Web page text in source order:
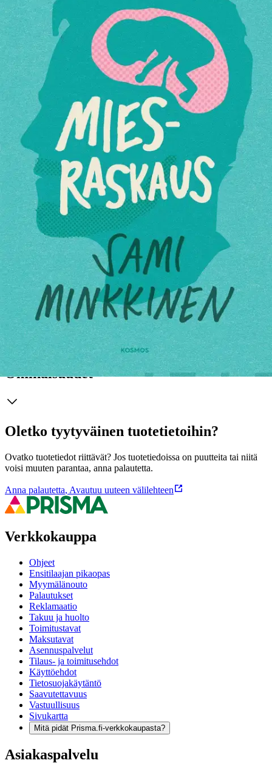
Tuotekuvaus
Lyhyistä arjen pohdinnoista muodostuu kokonaisuus, joka kertoo
tarinan miehen muutoksesta. ”Rakkaus on kuin superpallo. Sen kun
heittää täysillä maahan, se kimpoaa entistä korkeammalle.
Kimpoillessaan se hajottaa ympäriltään vanhan maailman ikkunoita.
Jättää maahan sirpaleita, joita pitää vielä pitkään siivota.” Avioliitto,
vauvan odotus, elämä järjestyksessä. Kunnes kaikki kääntyy
ylösalaisin, ja edessä on avioero, vauvan syntymä ja uusi rakkaus.
Mitä kaikkea miehen mielessä tapahtuu järisyttävien
elämänmuutosten keskellä? Miesraskaus-teoksessaan kaiken tämän
läpikäynyt Sami Minkkinen avaa, kuinka hänen oma elämänsä heitti
kuperkeikkaa. Mullistuksien keskellä ehtii käydä läpi vaiheet
häpeästä ja itsesyytöksistä terapian kautta anteeksiantoon ja
rakastumiseen. Kaiken jälkeen miehen sisältä kuoriutuu aivan
uudenlainen ihminen. Vaikka usein itkettää, miehen sisäiselle
maailmalle myös nauretaan lempeästi ja uuden syntymää ihmetellään
rakastavin silmin. Miesraskaudessa on esillä tunteiden koko kirjo,
mutta tummempien sävyjen alta kuultaa aina hempeä
vaaleanpunainen. Sami Minkkinen on bloggaaja, joka kirjoittaa
parisuhteen ihanista ja ikävistäkin puolista, kuitenkin aina suunta
kohti rakkautta. Minkkisen Havaintoja parisuhteesta -blogi on
hurmannut satojatuhansia lukijoita. Parhaat blogitekstit julkaistiin
kirjana vuonna 2016.
Näytä lisää tuotekuvausta
Ominaisuudet
Oletko tyytyväinen tuotetietoihin?
Ovatko tuotetiedot riittävät? Jos tuotetiedoissa on puutteita tai niitä
voisi muuten parantaa, anna palautetta.
Anna palautetta, Avautuu uuteen välilehteen
Verkkokauppa
Ohjeet
Ensitilaajan pikaopas
Myymälänouto
Palautukset
Reklamaatio
Takuu ja huolto
Toimitustavat
Maksutavat
Asennuspalvelut
Tilaus- ja toimitusehdot
Käyttöehdot
Tietosuojakäytäntö
Saavutettavuus
Vastuullisuus
Sivukartta
Mitä pidät Prisma.fi-verkkokaupasta?
Asiakaspalvelu